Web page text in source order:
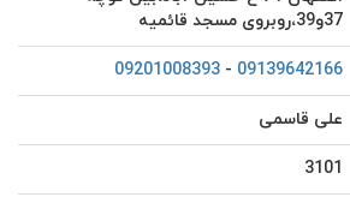
37و39،روبروی مسجد قائمیه
09139642166
-
09201008393
علی قاسمی
3101